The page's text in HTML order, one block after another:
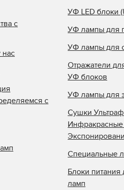
с
с
УФ LED блоки
УФ лампы для
УФ лампы для
Отражатели
УФ блоков
УФ лампы для
Сушки
Специальные
Блоки
ламп